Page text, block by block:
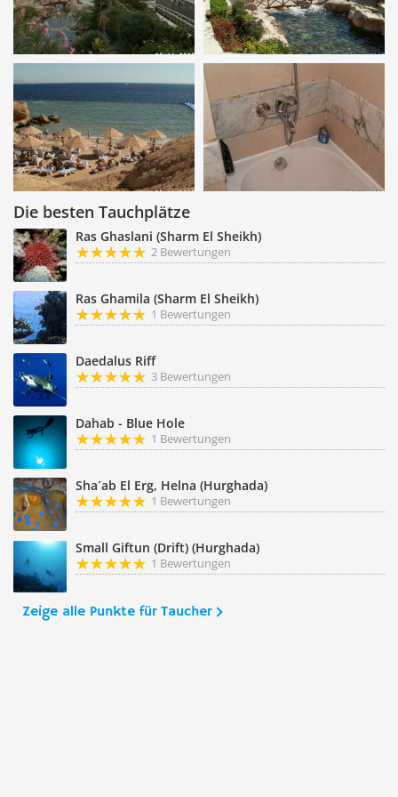
Die besten Tauchplätze
Ras Ghaslani (Sharm El Sheikh)
2 Bewertungen
Ras Ghamila (Sharm El Sheikh)
1 Bewertungen
Daedalus Riff
3 Bewertungen
Dahab - Blue Hole
1 Bewertungen
Sha´ab El Erg, Helna (Hurghada)
1 Bewertungen
Small Giftun (Drift) (Hurghada)
1 Bewertungen
Zeige alle Punkte für Taucher